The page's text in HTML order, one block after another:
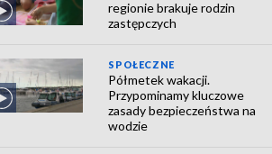
regionie brakuje rodzin
zastępczych
SPOŁECZNE
Półmetek wakacji.
Przypominamy kluczowe
zasady bezpieczeństwa na
wodzie